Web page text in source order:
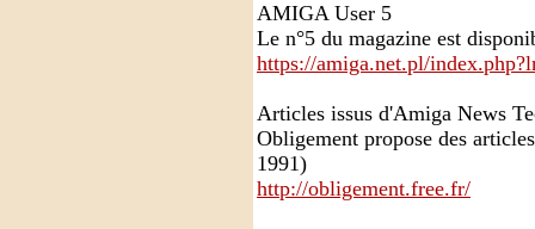
AMIGA User 5
Le n°5 du magazine est
https://amiga.net.pl/
Articles issus d'Amiga News
Obligement propose des
1991)
http://obligement.free.fr/